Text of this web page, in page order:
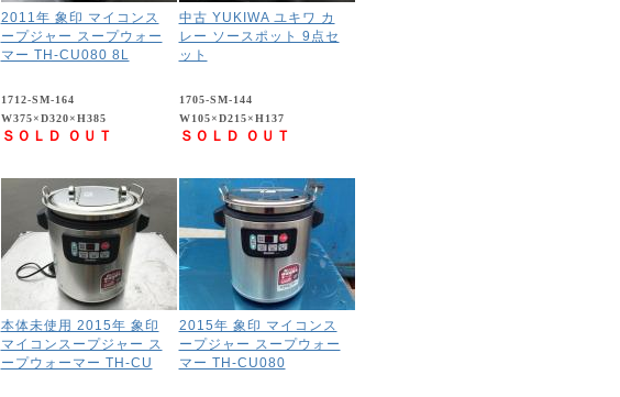
2011年 象印 マイコンス
ープジャー スープウォー
マー TH-CU080 8L
1712-SM-164
W375×D320×H385
ＳＯＬＤ ＯＵＴ
中古 YUKIWA ユキワ カ
レー ソースポット 9点セ
ット
1705-SM-144
W105×D215×H137
ＳＯＬＤ ＯＵＴ
本体未使用 2015年 象印
マイコンスープジャー ス
ープウォーマー TH-CU
2015年 象印 マイコンス
ープジャー スープウォー
マー TH-CU080